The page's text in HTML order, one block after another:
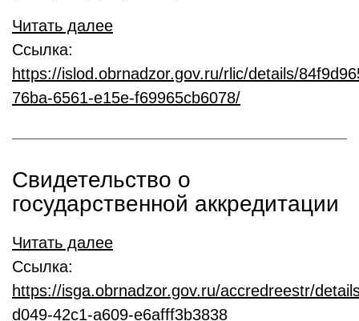
Читать далее
Ссылка:
https://islod.obrnadzor.gov.ru/rlic/details/
76ba-6561-e15e-f69965cb6078/
Свидетельство о
государственной аккредитации
Читать далее
Ссылка:
https://isga.obrnadzor.gov.ru/accredreestr/
d049-42c1-a609-e6afff3b3838